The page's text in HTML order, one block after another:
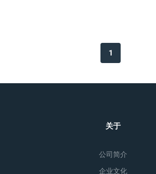
1
关于
公司简介
企业文化